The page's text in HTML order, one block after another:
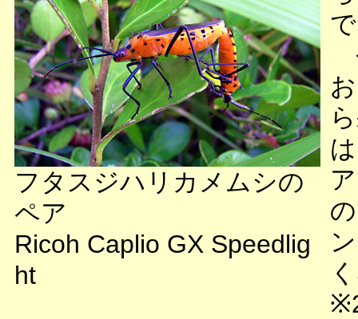
フタスジハリカメムシの
ペア
Ricoh Caplio GX Speedlig
ht